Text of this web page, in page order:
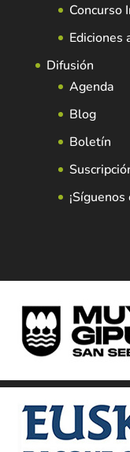
Concurso
Ediciones
Difusión
Agenda
Blog
Boletín